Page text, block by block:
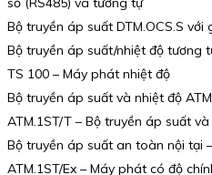
Bộ truyền áp suất DTM.OCS.S với
Bộ truyền áp suất/nhiệt độ tương
TS 100 – Máy phát nhiệt độ
Bộ truyền áp suất và nhiệt độ
ATM.1ST/T – Bộ truyền áp suất
Bộ truyền áp suất an toàn nội tại
ATM.1ST/Ex – Máy phát có độ